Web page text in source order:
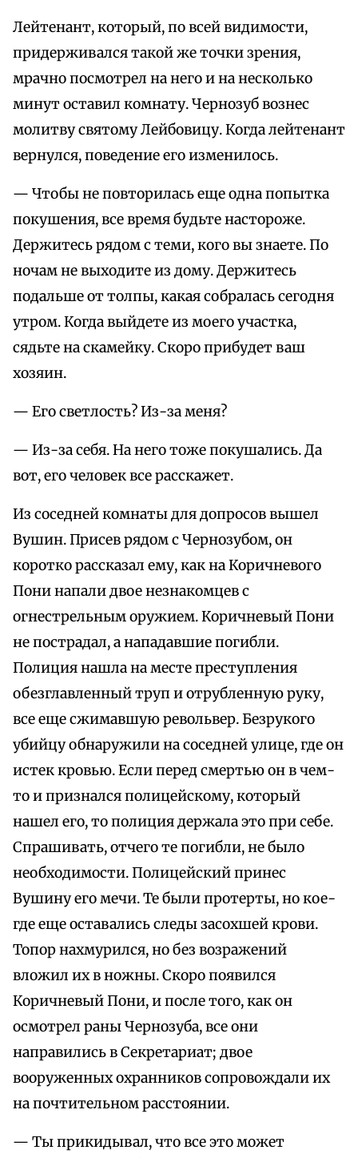
Лейтенант, который, по всей видимости,
придерживался такой же точки зрения,
мрачно посмотрел на него и на несколько
минут оставил комнату. Чернозуб вознес
молитву святому Лейбовицу. Когда лейтенант
вернулся, поведение его изменилось.
— Чтобы не повторилась еще одна попытка
покушения, все время будьте настороже.
Держитесь рядом с теми, кого вы знаете. По
ночам не выходите из дому. Держитесь
подальше от толпы, какая собралась сегодня
утром. Когда выйдете из моего участка,
сядьте на скамейку. Скоро прибудет ваш
хозяин.
— Его светлость? Из-за меня?
— Из-за себя. На него тоже покушались. Да
вот, его человек все расскажет.
Из соседней комнаты для допросов вышел
Вушин. Присев рядом с Чернозубом, он
коротко рассказал ему, как на Коричневого
Пони напали двое незнакомцев с
огнестрельным оружием. Коричневый Пони
не пострадал, а нападавшие погибли.
Полиция нашла на месте преступления
обезглавленный труп и отрубленную руку,
все еще сжимавшую револьвер. Безрукого
убийцу обнаружили на соседней улице, где он
истек кровью. Если перед смертью он в чем-
то и признался полицейскому, который
нашел его, то полиция держала это при себе.
Спрашивать, отчего те погибли, не было
необходимости. Полицейский принес
Вушину его мечи. Те были протерты, но кое-
где еще оставались следы засохшей крови.
Топор нахмурился, но без возражений
вложил их в ножны. Скоро появился
Коричневый Пони, и после того, как он
осмотрел раны Чернозуба, все они
направились в Секретариат; двое
вооруженных охранников сопровождали их
на почтительном расстоянии.
— Ты прикидывал, что все это может